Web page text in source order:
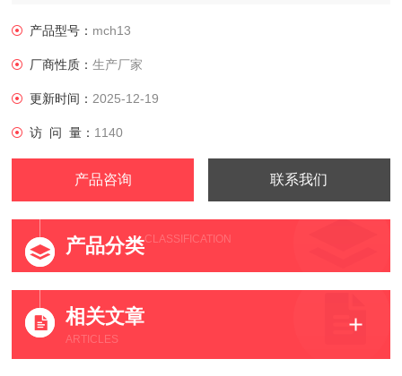
产品型号： mch13
厂商性质：生产厂家
更新时间： 2025-12-19
访 问 量： 1140
产品咨询 联系我们
产品分类CLASSIFICATION
相关文章
ARTICLES